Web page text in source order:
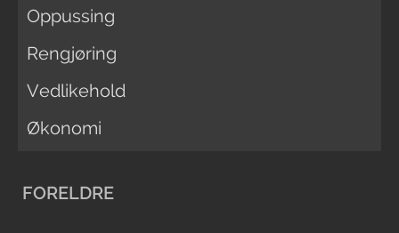
Oppussing
Rengjøring
Vedlikehold
Økonomi
FORELDRE